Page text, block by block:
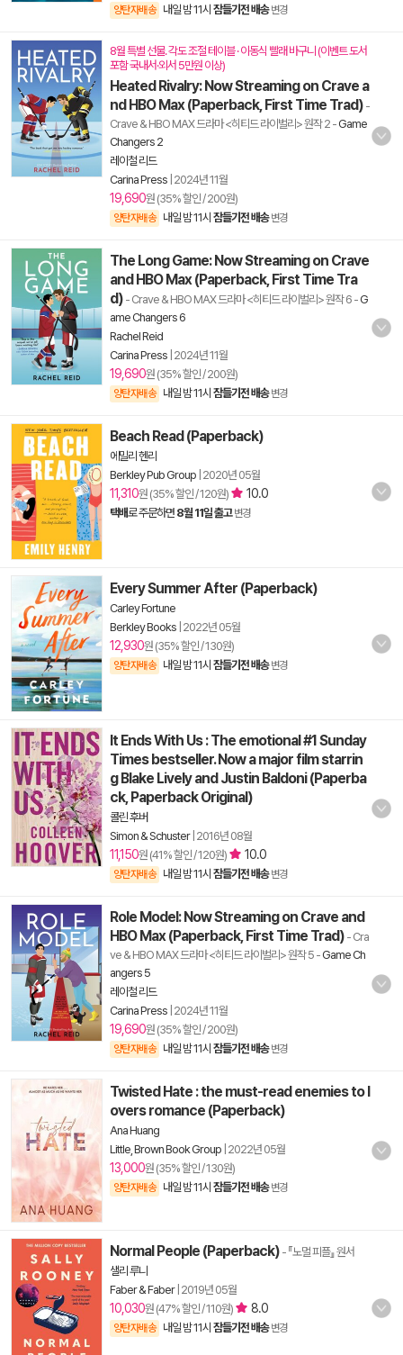
양탄자배송 내일 밤 11시 잠들기전 배송 변경
8월 특별 선물. 각도 조절 테이블 · 이동식 빨래 바구니 (이벤트 도서
포함 국내서·외서 5만원 이상)
Heated Rivalry: Now Streaming on Crave a
nd HBO Max (Paperback, First Time Trad) -
Crave & HBO MAX 드라마 <히티드 라이벌리> 원작 2 -Game
Changers 2
레이철 리드
Carina Press 2024년 11월
19,690원 (35% 할인 / 200원)
양탄자배송 내일 밤 11시 잠들기전 배송 변경
The Long Game: Now Streaming on Crave
and HBO Max (Paperback, First Time Tra
d) - Crave & HBO MAX 드라마 <히티드 라이벌리> 원작 6 -G
ame Changers 6
Rachel Reid
Carina Press 2024년 11월
19,690원 (35% 할인 / 200원)
양탄자배송 내일 밤 11시 잠들기전 배송 변경
Beach Read (Paperback)
에밀리 헨리
Berkley Pub Group 2020년 05월
11,310원 (35% 할인 / 120원) 10.0
택배로 주문하면 8월 11일 출고 변경
Every Summer After (Paperback)
Carley Fortune
Berkley Books 2022년 05월
12,930원 (35% 할인 / 130원)
양탄자배송 내일 밤 11시 잠들기전 배송 변경
It Ends With Us : The emotional #1 Sunday
Times bestseller. Now a major film starrin
g Blake Lively and Justin Baldoni (Paperba
ck, Paperback Original)
콜린 후버
Simon & Schuster| 2016년 08월
11,150원 (41% 할인 / 120원) 10.0
양탄자배송 내일 밤 11시 잠들기전 배송 변경
Role Model: Now Streaming on Crave and
HBO Max (Paperback, First Time Trad) - Cra
ve & HBO MAX 드라마 <히티드 라이벌리> 원작 5 -Game Ch
angers 5
레이철 리드
Carina Press 2024년 11월
19,690원 (35% 할인 / 200원)
양탄자배송 내일 밤 11시 잠들기전 배송 변경
Twisted Hate : the must-read enemies to l
overs romance (Paperback)
Ana Huang
Little, Brown Book Group 2022년 05월
13,000원 (35% 할인 / 130원)
양탄자배송 내일 밤 11시 잠들기전 배송 변경
Normal People (Paperback) - 『노멀 피플』 원서
샐리 루니
Faber & Faber| 2019년 05월
10,030원 (47% 할인 / 110원) 8.0
양탄자배송 내일 밤 11시 잠들기전 배송 변경